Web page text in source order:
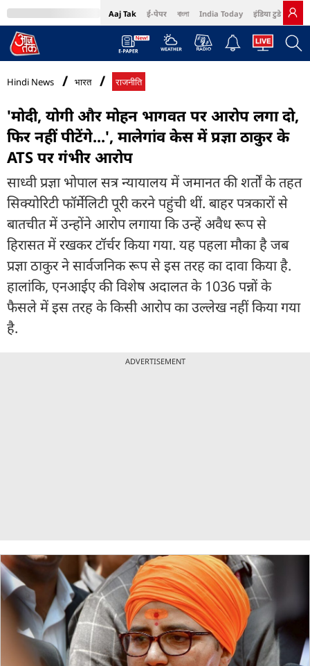
Aaj Tak ई-पेपर বাংলা India Today इंडिया टुडे हिंदी
MumbaiTak Cosmopolitan Harper's Bazaar Northeast
Hindi News भारत राजनीति
'मोदी, योगी और मोहन भागवत पर आरोप लगा दो,
फिर नहीं पीटेंगे...', मालेगांव केस में प्रज्ञा ठाकुर के
ATS पर गंभीर आरोप
साध्वी प्रज्ञा भोपाल सत्र न्यायालय में जमानत की शर्तों के तहत
सिक्योरिटी फॉर्मेलिटी पूरी करने पहुंची थीं. बाहर पत्रकारों से
बातचीत में उन्होंने आरोप लगाया कि उन्हें अवैध रूप से
हिरासत में रखकर टॉर्चर किया गया. यह पहला मौका है जब
प्रज्ञा ठाकुर ने सार्वजनिक रूप से इस तरह का दावा किया है.
हालांकि, एनआईए की विशेष अदालत के 1036 पन्नों के
फैसले में इस तरह के किसी आरोप का उल्लेख नहीं किया गया
है.
ADVERTISEMENT